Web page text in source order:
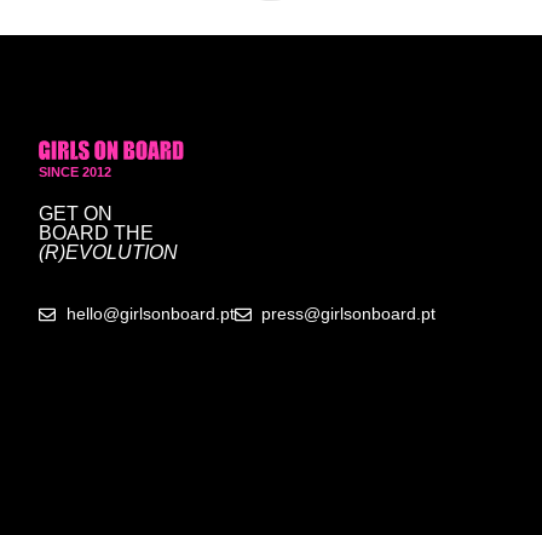
SINCE 2012
GET ON
BOARD THE
(R)EVOLUTION
hello@girlsonboard.pt press@girlsonboard.pt